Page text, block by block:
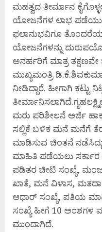
ಮಹತ್ವದ ತೀರ್ಮಾನ
ಯೋಜನೆಗಳ ಲಾಭ
ಫಲಾನುಭವಿಗೂ
ಯೋಜನೆಗಳನ್ನು
ಅನರ್ಹರಿಗೆ ಮಾತ್ರ ತಕ್ಷಣವೇ
ಮುಖ್ಯಮಂತ್ರಿ
ನೀಡಿದ್ದಾರೆ. ಹೀಗಾಗಿ ಕಟ್ಟು
ಮರು ಪರಿಶೀಲನೆ ಅರ್ಜಿ
ಸಲ್ಲಿಕೆ ಬಳಿಕ ಮನೆ ಮನೆಗೆ
ಮಾಡಿಸುವ ಚಿಂತನೆ
ಮಾಹಿತಿ ಪಡೆಯಲು
ಪಡಿತರ ಚೀಟಿ ಸಂಖ್ಯೆ,
ಖಾತೆ, ಮನೆ ವಿಳಾಸ,
ಆಧಾರ್ ಸಂಖ್ಯೆ, ಪತಿಯ
ಸಂಖ್ಯೆ ಹೀಗೆ 10
ಮುಂದಾಗಿದೆ.